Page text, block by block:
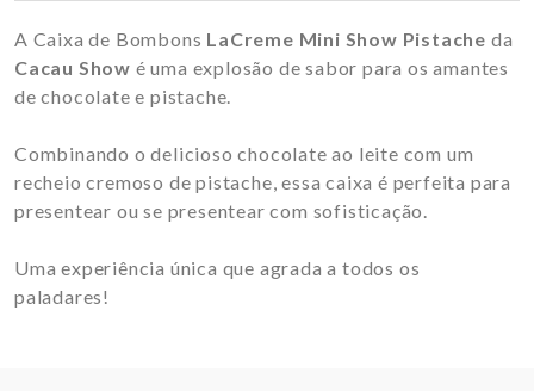
A Caixa de Bombons LaCreme Mini Show Pistache da
Cacau Show é uma explosão de sabor para os amantes
de chocolate e pistache.
Combinando o delicioso chocolate ao leite com um
recheio cremoso de pistache, essa caixa é perfeita para
presentear ou se presentear com sofisticação.
Uma experiência única que agrada a todos os
paladares!